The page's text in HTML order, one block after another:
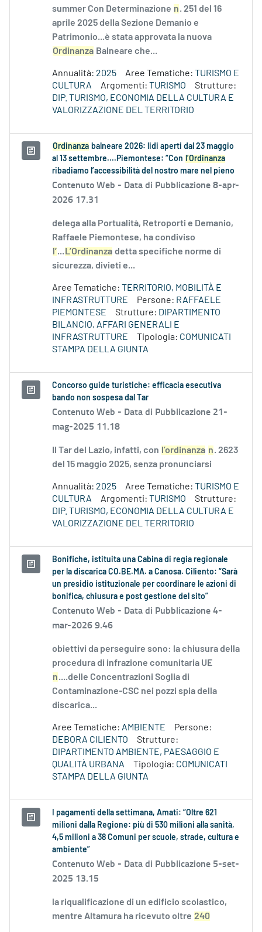
summer Con Determinazione n. 251 del 16
aprile 2025 della Sezione Demanio e
Patrimonio...è stata approvata la nuova
Ordinanza Balneare che...
Annualità: 2025 Aree Tematiche: TURISMO E
CULTURA
Argomenti: TURISMO
Strutture:
DIP. TURISMO, ECONOMIA DELLA CULTURA E
VALORIZZAZIONE DEL TERRITORIO
Ordinanza balneare 2026: lidi aperti dal 23 maggio
al 13 settembre....Piemontese: “Con l’Ordinanza
ribadiamo l’accessibilità del nostro mare nel pieno
Contenuto Web - Data di Pubblicazione 8-apr-
2026 17.31
delega alla Portualità, Retroporti e Demanio,
Raffaele Piemontese, ha condiviso
l’... L’Ordinanza detta specifiche norme di
sicurezza, divieti e...
Aree Tematiche: TERRITORIO, MOBILITÀ E
INFRASTRUTTURE
Persone: RAFFAELE
PIEMONTESE
Strutture: DIPARTIMENTO
BILANCIO, AFFARI GENERALI E
INFRASTRUTTURE
Tipologia: COMUNICATI
STAMPA DELLA GIUNTA
Concorso guide turistiche: efficacia esecutiva
bando non sospesa dal Tar
Contenuto Web - Data di Pubblicazione 21-
mag-2025 11.18
Il Tar del Lazio, infatti, con l’ordinanza n. 2623
del 15 maggio 2025, senza pronunciarsi
Annualità: 2025 Aree Tematiche: TURISMO E
CULTURA
Argomenti: TURISMO
Strutture:
DIP. TURISMO, ECONOMIA DELLA CULTURA E
VALORIZZAZIONE DEL TERRITORIO
Bonifiche, istituita una Cabina di regia regionale
per la discarica CO.BE.MA. a Canosa. Ciliento: “Sarà
un presidio istituzionale per coordinare le azioni di
bonifica, chiusura e post gestione del sito”
Contenuto Web - Data di Pubblicazione 4-
mar-2026 9.46
obiettivi da perseguire sono: la chiusura della
procedura di infrazione comunitaria UE
n....delle Concentrazioni Soglia di
Contaminazione-CSC nei pozzi spia della
discarica...
Aree Tematiche: AMBIENTE
Persone:
DEBORA CILIENTO
Strutture:
DIPARTIMENTO AMBIENTE, PAESAGGIO E
QUALITÀ URBANA
Tipologia: COMUNICATI
STAMPA DELLA GIUNTA
I pagamenti della settimana, Amati: “Oltre 621
milioni dalla Regione: più di 530 milioni alla sanità,
4,5 milioni a 38 Comuni per scuole, strade, cultura e
ambiente”
Contenuto Web - Data di Pubblicazione 5-set-
2025 13.15
la riqualificazione di un edificio scolastico,
mentre Altamura ha ricevuto oltre 240